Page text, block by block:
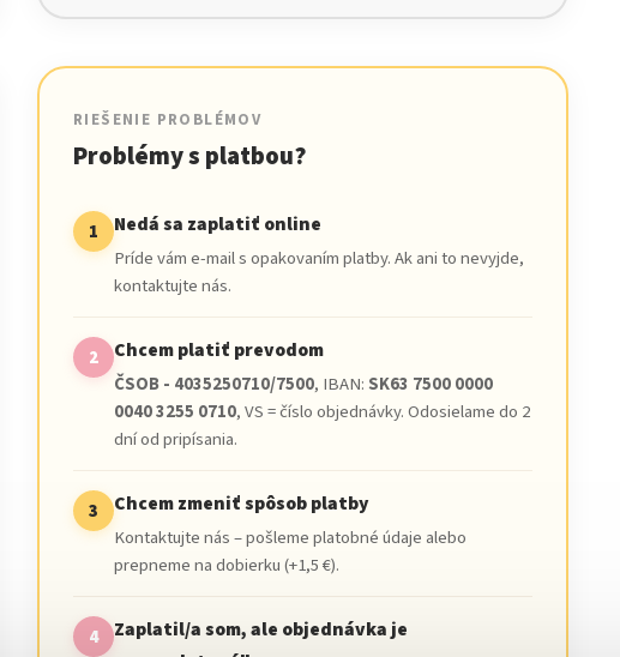
RIEŠENIE PROBLÉMOV
Problémy s platbou?
1 Nedá sa zaplatiť online
Príde vám e-mail s opakovaním platby. Ak ani to nevyjde,
kontaktujte nás.
2 Chcem platiť prevodom
ČSOB - 4035250710/7500, IBAN: SK63 7500 0000
0040 3255 0710, VS = číslo objednávky. Odosielame do 2
dní od pripísania.
3 Chcem zmeniť spôsob platby
Kontaktujte nás – pošleme platobné údaje alebo
prepneme na dobierku (+1,5 €).
4
Zaplatil/a som, ale objednávka je